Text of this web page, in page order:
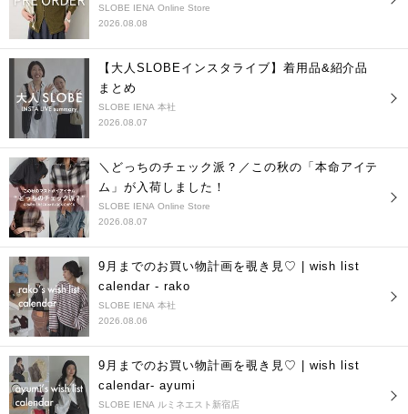
SLOBE IENA Online Store
2026.08.08
【大人SLOBEインスタライブ】着用品&紹介品
まとめ
SLOBE IENA 本社
2026.08.07
＼どっちのチェック派？／この秋の「本命アイテ
ム」が入荷しました！
SLOBE IENA Online Store
2026.08.07
9月までのお買い物計画を覗き見♡ | wish list
calendar - rako
SLOBE IENA 本社
2026.08.06
9月までのお買い物計画を覗き見♡ | wish list
calendar- ayumi
SLOBE IENA ルミネエスト新宿店